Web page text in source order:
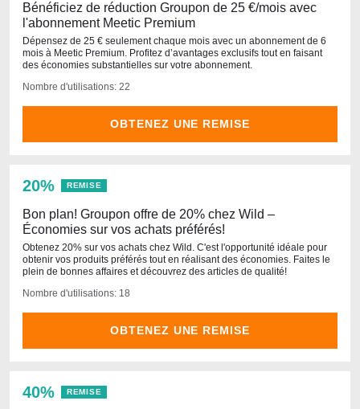
Bénéficiez de réduction Groupon de 25 €/mois avec
l'abonnement Meetic Premium
Dépensez de 25 € seulement chaque mois avec un abonnement de 6
mois à Meetic Premium. Profitez d’avantages exclusifs tout en faisant
des économies substantielles sur votre abonnement.
Nombre d'utilisations: 22
OBTENEZ UNE REMISE
20% REMISE
Bon plan! Groupon offre de 20% chez Wild –
Économies sur vos achats préférés!
Obtenez 20% sur vos achats chez Wild. C'est l'opportunité idéale pour
obtenir vos produits préférés tout en réalisant des économies. Faites le
plein de bonnes affaires et découvrez des articles de qualité!
Nombre d'utilisations: 18
OBTENEZ UNE REMISE
40% REMISE